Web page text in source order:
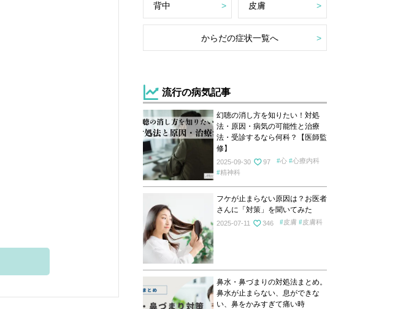
背中 皮膚
からだの症状一覧へ
流行の病気記事
幻聴の消し方を知りたい！対処
法・原因・病気の可能性と治療
法・受診するなら何科？【医師監
修】
2025-09-30 97 心
心療内科
精神科
フケが止まらない原因は？お医者
さんに「対策」を聞いてみた
2025-07-11 346 皮膚 皮膚科
鼻水・鼻づまりの対処法まとめ。
鼻水が止まらない、息ができな
い、鼻をかみすぎて痛い時